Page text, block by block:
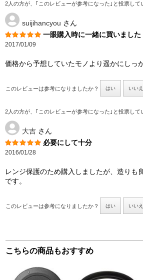
2人の方が、｢このレビューが参考になった｣と投票して
suijihancyou さん
一眼購入時に一緒に買いました
2017/01/09
価格から予想していたモノより遥かにしっ
このレビューは参考になりましたか？ はい いいえ
2人の方が、｢このレビューが参考になった｣と投票して
大吉 さん
必要にして十分
2016/01/28
レンジ保護のため購入しましたが、造りも
です。
このレビューは参考になりましたか？ はい いいえ
こちらの商品もおすすめ